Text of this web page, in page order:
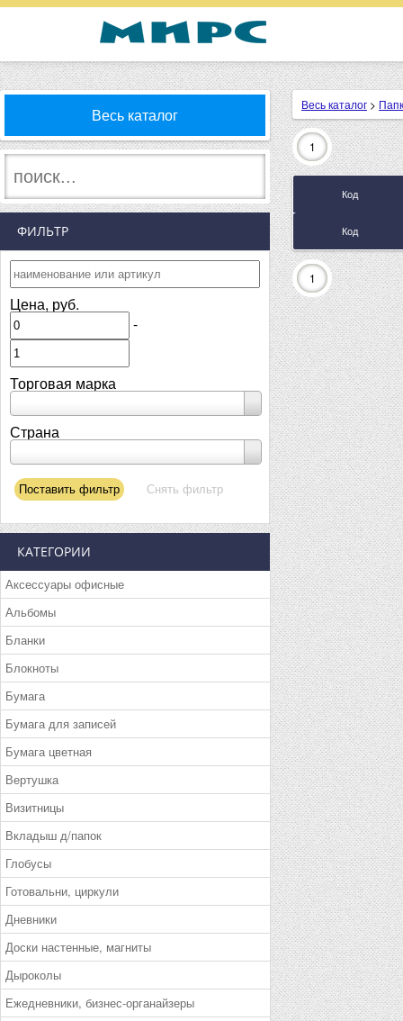
Весь каталог
ФИЛЬТР
Цена, руб.
-
Торговая марка
Страна
КАТЕГОРИИ
Аксессуары офисные
Альбомы
Бланки
Блокноты
Бумага
Бумага для записей
Бумага цветная
Вертушка
Визитницы
Вкладыш д/папок
Глобусы
Готовальни, циркули
Дневники
Доски настенные, магниты
Дыроколы
Ежедневники, бизнес-органайзеры
Весь каталог >
1
Код
Код
1